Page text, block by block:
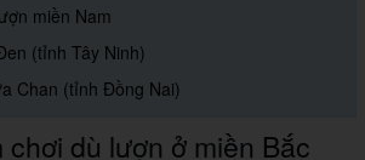
miền Nam
(tỉnh Tây Ninh)
Chan (tỉnh Đồng Nai)
dù lượn ở miền Bắc